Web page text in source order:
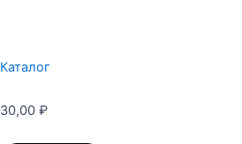
Каталог
30,00 ₽